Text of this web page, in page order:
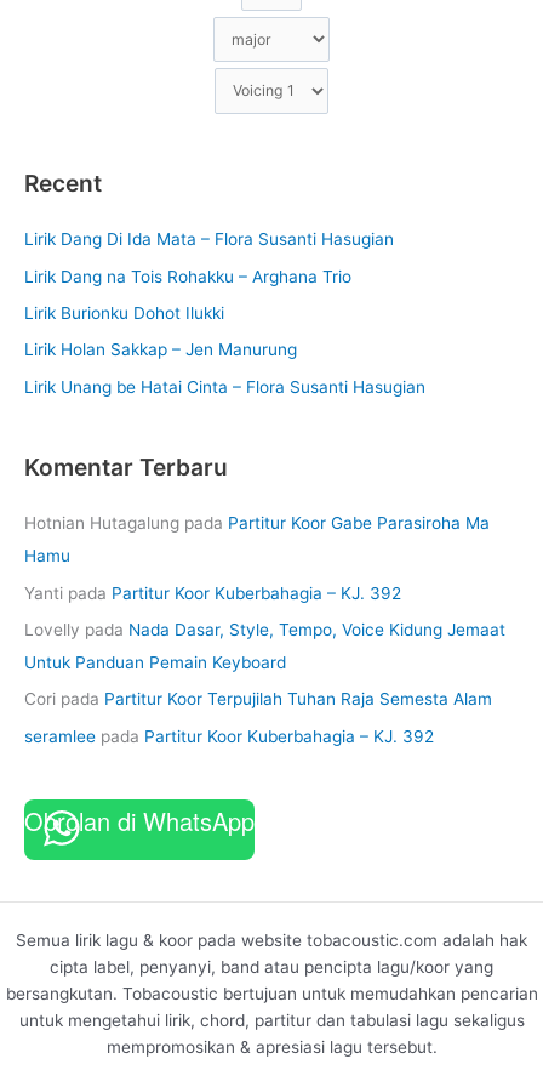
Recent
Lirik Dang Di Ida Mata – Flora Susanti Hasugian
Lirik Dang na Tois Rohakku – Arghana Trio
Lirik Burionku Dohot Ilukki
Lirik Holan Sakkap – Jen Manurung
Lirik Unang be Hatai Cinta – Flora Susanti Hasugian
Komentar Terbaru
Hotnian Hutagalung pada Partitur Koor Gabe Parasiroha Ma
Hamu
Yanti pada Partitur Koor Kuberbahagia – KJ. 392
Lovelly pada Nada Dasar, Style, Tempo, Voice Kidung Jemaat
Untuk Panduan Pemain Keyboard
Cori pada Partitur Koor Terpujilah Tuhan Raja Semesta Alam
seramlee pada Partitur Koor Kuberbahagia – KJ. 392
Obrolan di WhatsApp
Semua lirik lagu & koor pada website tobacoustic.com adalah hak
cipta label, penyanyi, band atau pencipta lagu/koor yang
bersangkutan. Tobacoustic bertujuan untuk memudahkan pencarian
untuk mengetahui lirik, chord, partitur dan tabulasi lagu sekaligus
mempromosikan & apresiasi lagu tersebut.